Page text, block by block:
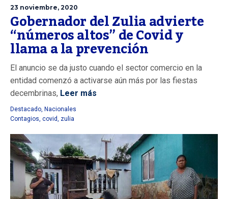
23 noviembre, 2020
Gobernador del Zulia advierte
“números altos” de Covid y
llama a la prevención
El anuncio se da justo cuando el sector comercio en la
entidad comenzó a activarse aún más por las fiestas
decembrinas, Leer más
Destacado Nacionales
Contagios covid zulia